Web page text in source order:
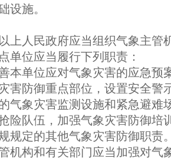
设施。
人民政府应当组织气象主管
单位应当履行下列职责：
本单位应对气象灾害的应急
害防御重点部位，设置安全
气象灾害监测设施和紧急避
险队伍，加强气象灾害防御培
规定的其他气象灾害防御职责
机构和有关部门应当加强对气